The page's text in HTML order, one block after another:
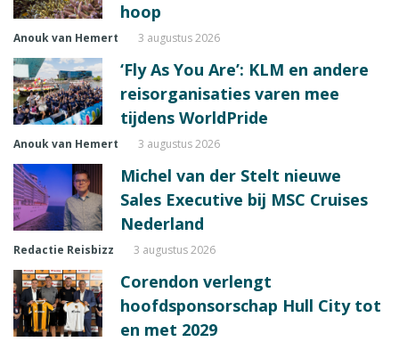
hoop
Anouk van Hemert 3 augustus 2026
‘Fly As You Are’: KLM en andere
reisorganisaties varen mee
tijdens WorldPride
Anouk van Hemert 3 augustus 2026
Michel van der Stelt nieuwe
Sales Executive bij MSC Cruises
Nederland
Redactie Reisbizz 3 augustus 2026
Corendon verlengt
hoofdsponsorschap Hull City tot
en met 2029